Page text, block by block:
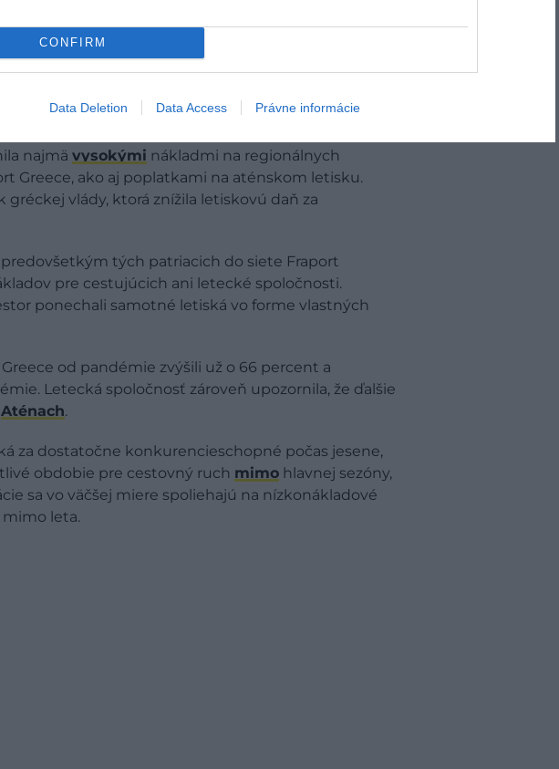
CONFIRM
Data Deletion Data Access Právne informácie
najmä vysokými nákladmi na regionálnych
Greece, ako aj poplatkami na aténskom letisku.
vlády, ktorá znížila letiskovú daň za
tých patriacich do siete Fraport
pre cestujúcich ani letecké spoločnosti.
ponechali samotné letiská vo forme vlastných
od pandémie zvýšili už o 66 percent a
Letecká spoločnosť zároveň upozornila, že ďalšie
Aténach.
za dostatočne konkurencieschopné počas jesene,
obdobie pre cestovný ruch mimo hlavnej sezóny,
sa vo väčšej miere spoliehajú na nízkonákladové
leta.